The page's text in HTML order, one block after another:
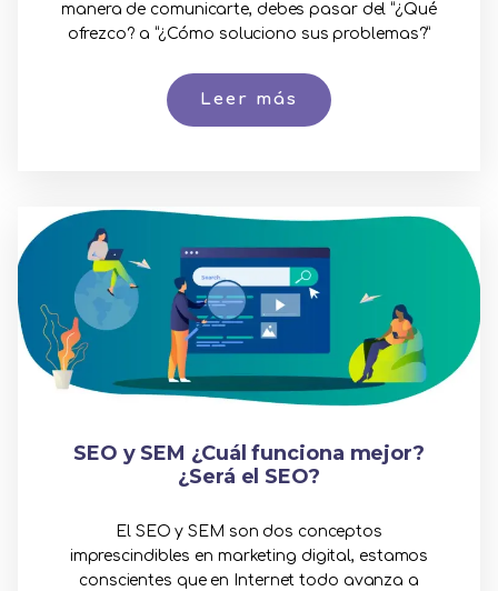
manera de comunicarte, debes pasar del “¿Qué
ofrezco? a “¿Cómo soluciono sus problemas?”
Leer más
SEO y SEM ¿Cuál funciona mejor?
¿Será el SEO?
El SEO y SEM son dos conceptos
imprescindibles en marketing digital, estamos
conscientes que en Internet todo avanza a